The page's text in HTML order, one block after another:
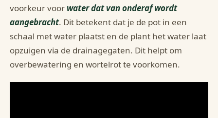
voorkeur voor water dat van onderaf wordt
aangebracht. Dit betekent dat je de pot in een
schaal met water plaatst en de plant het water laat
opzuigen via de drainagegaten. Dit helpt om
overbewatering en wortelrot te voorkomen.